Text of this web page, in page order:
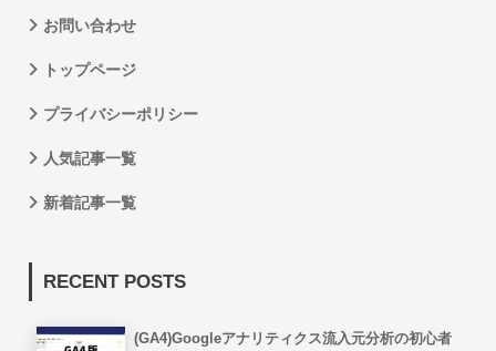
お問い合わせ
トップページ
プライバシーポリシー
人気記事一覧
新着記事一覧
RECENT POSTS
(GA4)Googleアナリティクス流入元分析の初心者